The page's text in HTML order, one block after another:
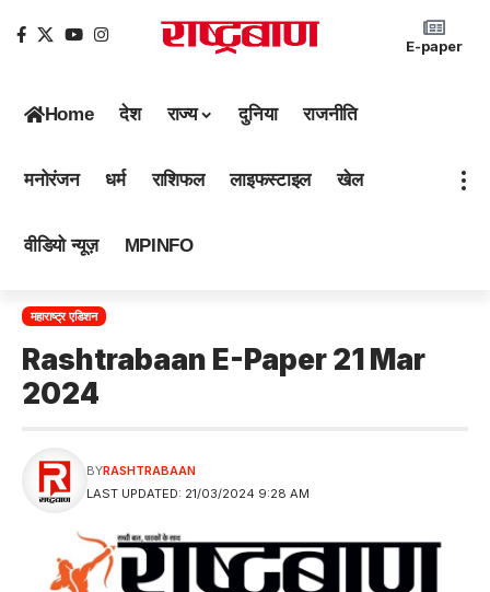
E-paper
Home देश राज्य दुनिया राजनीति
मनोरंजन धर्म राशिफल लाइफस्टाइल खेल
वीडियो न्यूज़ MPINFO
महाराष्ट्र एडिशन
Rashtrabaan E-Paper 21 Mar
2024
LAST UPDATED: 21/03/2024 9:28 AM
BYRASHTRABAAN